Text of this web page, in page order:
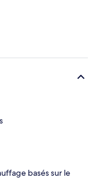
basés sur le